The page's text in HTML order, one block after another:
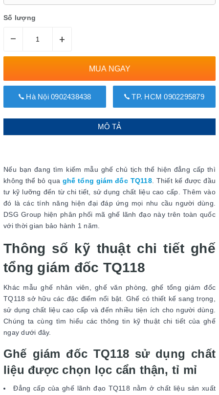
Số lượng
– +
MUA NGAY
Hà Nội 0902438438 TP. HCM 0902295879
MÔ TẢ
Nếu bạn đang tìm kiếm mẫu ghế chủ tịch thể hiện đẳng cấp thì
không thể bỏ qua ghế tổng giám đốc TQ118. Thiết kế được đầu
tư kỹ lưỡng đến từ chi tiết, sử dụng chất liệu cao cấp. Thêm vào
đó là các tính năng hiện đại đáp ứng mọi nhu cầu người dùng.
DSG Group hiện phân phối mã ghế lãnh đạo này trên toàn quốc
với thời gian bảo hành 1 năm.
Thông số kỹ thuật chi tiết ghế
tổng giám đốc TQ118
Khác mẫu ghế nhân viên, ghế văn phòng, ghế tổng giám đốc
TQ118 sở hữu các đặc điểm nổi bật. Ghế có thiết kế sang trọng,
sử dụng chất liệu cao cấp và đến nhiều tiện ích cho người dùng.
Chúng ta cùng tìm hiểu các thông tin kỹ thuật chi tiết của ghế
ngay dưới đây.
Ghế giám đốc TQ118 sử dụng chất
liệu được chọn lọc cẩn thận, tỉ mỉ
Đẳng cấp của ghế lãnh đạo TQ118 nằm ở chất liệu sản xuất